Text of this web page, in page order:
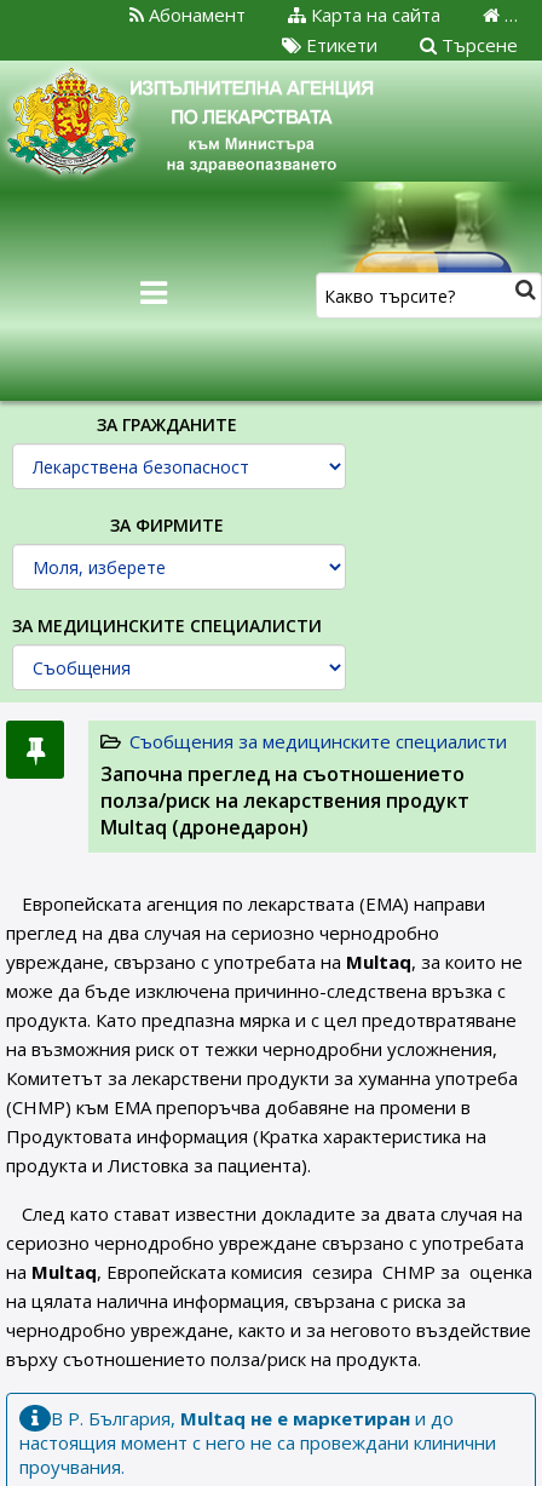
…
Карта на сайта
Абонамент
Търсене
Етикети
ЗА ГРАЖДАНИТЕ
ЗА ФИРМИТЕ
ЗА МЕДИЦИНСКИТЕ СПЕЦИАЛИСТИ
Съобщения за медицинските специалисти
Започна преглед на съотношението
полза/риск на лекарствения продукт
Multaq (дронедарон)
Европейската агенция по лекарствата (ЕМА) направи
преглед на два случая на сериозно чернодробно
увреждане, свързано с употребата на Multaq, за които не
може да бъде изключена причинно-следствена връзка с
продукта. Като предпазна мярка и с цел предотвратяване
на възможния риск от тежки чернодробни усложнения,
Комитетът за лекарствени продукти за хуманна употреба
(CHМP) към ЕМА препоръчва добавяне на промени в
Продуктовата информация (Кратка характеристика на
продукта и Листовка за пациента).
След като стават известни докладите за двата случая на
сериозно чернодробно увреждане свързано с употребата
на Multaq, Европейската комисия сезира CHМP за оцeнка
на цялата налична информация, свързана с риска за
чернодробно увреждане, както и за неговото въздействие
върху съотношението полза/риск на продукта.
В Р. България, Multaq не е маркетиран и до
настоящия момент с него не са провеждани клинични
проучвания.